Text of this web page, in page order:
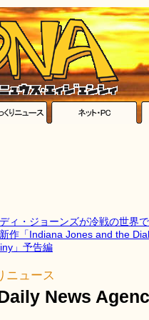
ィ・ジョーンズが冷戦の世界
作「Indiana Jones and the
」予告編
ニュース
News